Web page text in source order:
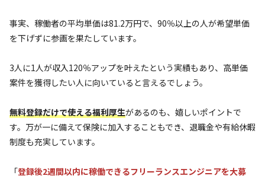
事実、稼働者の平均単価は81.2万円で、90％以上の人が希望単価
を下げずに参画を果たしています。
3人に1人が収入120％アップを叶えたという実績もあり、高単価
案件を獲得したい人に向いていると言えるでしょう。
無料登録だけで使える福利厚生があるのも、嬉しいポイントで
す。万が一に備えて保険に加入することもでき、退職金や有給休暇
制度も充実しています。
「登録後2週間以内に稼働できるフリーランスエンジニアを大募